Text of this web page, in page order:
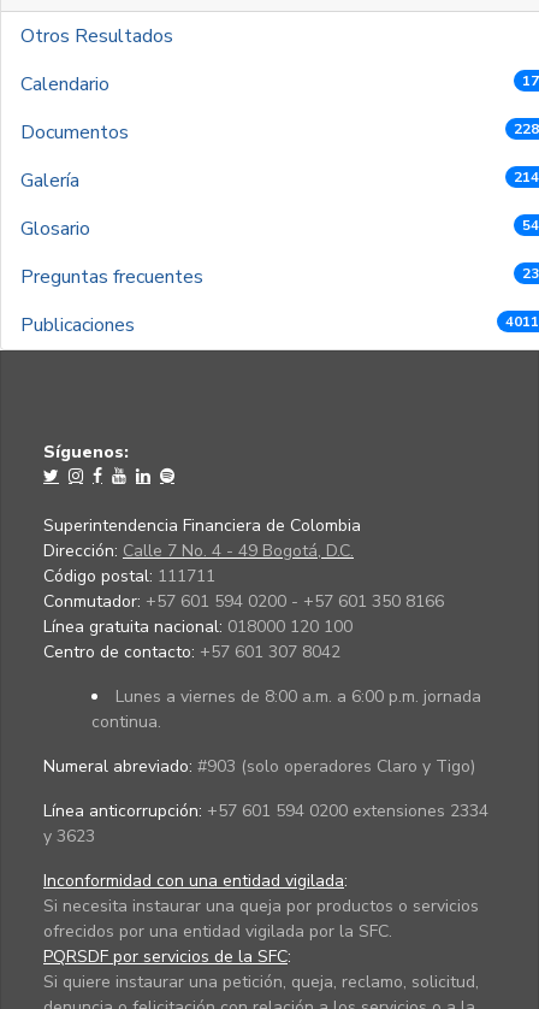
Otros Resultados
Calendario
Documentos
Galería
Glosario
Preguntas frecuentes
Publicaciones
Síguenos:
Superintendencia Financiera de Colombia
Dirección: Calle 7 No. 4 - 49 Bogotá, D.C.
Código postal: 111711
Conmutador: +57 601 594 0200 - +57 601 350 8166
Línea gratuita nacional: 018000 120 100
Centro de contacto: +57 601 307 8042
Lunes a viernes de 8:00 a.m. a 6:00 p.m. jornada
continua.
Numeral abreviado: #903 (solo operadores Claro y Tigo)
Línea anticorrupción: +57 601 594 0200 extensiones 2334
y 3623
Inconformidad con una entidad vigilada:
Si necesita instaurar una queja por productos o servicios
ofrecidos por una entidad vigilada por la SFC.
PQRSDF por servicios de la SFC:
Si quiere instaurar una petición, queja, reclamo, solicitud,